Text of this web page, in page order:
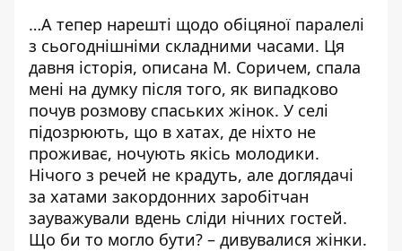
…А тепер нарешті щодо обіцяної паралелі
з сьогоднішніми складними часами. Ця
давня історія, описана М. Соричем, спала
мені на думку після того, як випадково
почув розмову спаських жінок. У селі
підозрюють, що в хатах, де ніхто не
проживає, ночують якісь молодики.
Нічого з речей не крадуть, але доглядачі
за хатами закордонних заробітчан
зауважували вдень сліди нічних гостей.
Що би то могло бути? – дивувалися жінки.